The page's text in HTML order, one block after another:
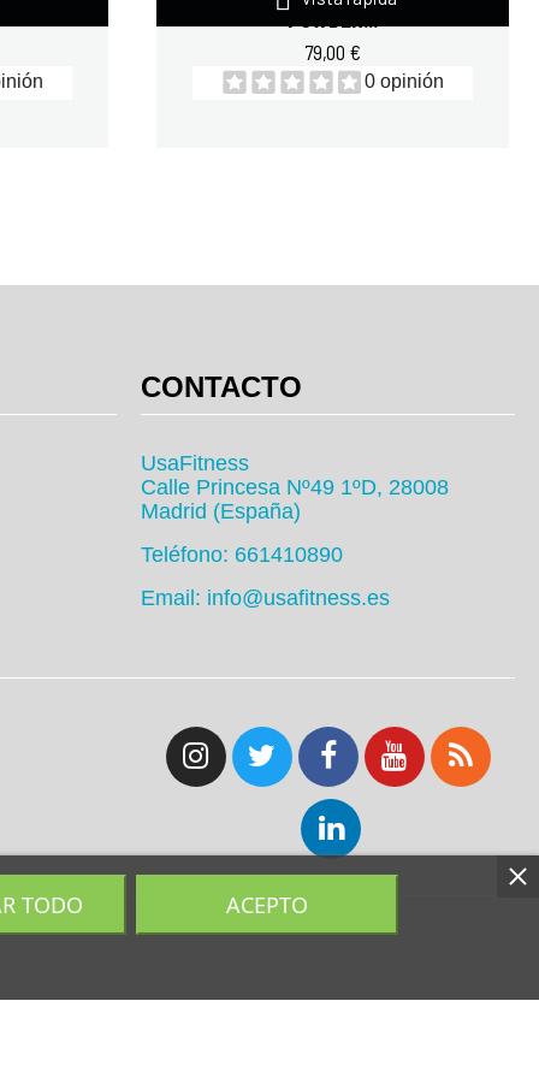
TODO ACEPTO
POWDER...
79,00 €
0 opinión
CONTACTO
UsaFitness
Calle Princesa Nº49 1ºD, 28008
Madrid (España)
Teléfono: 661410890
Email: info@usafitness.es